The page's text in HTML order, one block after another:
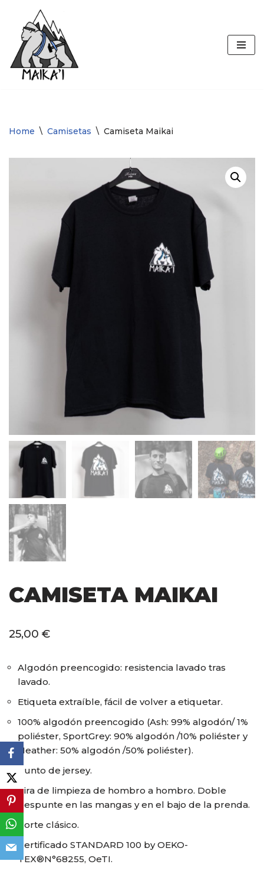
Saltar
contenido
Home \ Camisetas \ Camiseta Maikai
CAMISETA MAIKAI
25,00 €
Algodón preencogido: resistencia lavado tras
lavado.
Etiqueta extraíble, fácil de volver a etiquetar.
100% algodón preencogido (Ash: 99% algodón/ 1%
poliéster, SportGrey: 90% algodón /10% poliéster y
Heather: 50% algodón /50% poliéster).
Punto de jersey.
Tira de limpieza de hombro a hombro. Doble
pespunte en las mangas y en el bajo de la prenda.
Corte clásico.
Certificado STANDARD 100 by OEKO-
TEX®N°68255, OeTI.